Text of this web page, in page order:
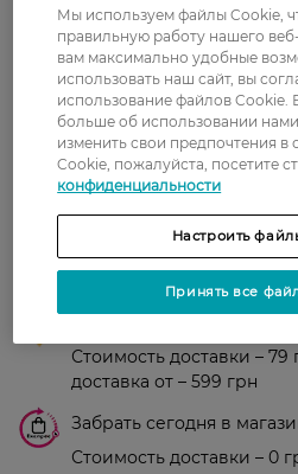
0
З 0 відгуків
0 відгуків
Доставка
Новая почта
В отделение Новой
Стоимость доставки – 79
доставка от – 599 грн
Забрать сегодня в
Стоимость доставки – 0
Мы используем файлы Cookie,
правильную работу нашего
вам максимально удобные
использовать наш сайт, вы
использование файлов Cookie.
больше об использовании
изменить свои предпочтения
Cookie, пожалуйста, посетите
конфиденциальности
Настроить
Принять все